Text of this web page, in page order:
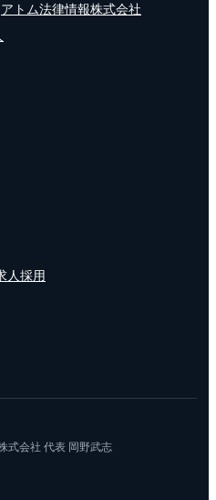
アトム法律情報株式会社
人採用
式会社 代表 岡野武志